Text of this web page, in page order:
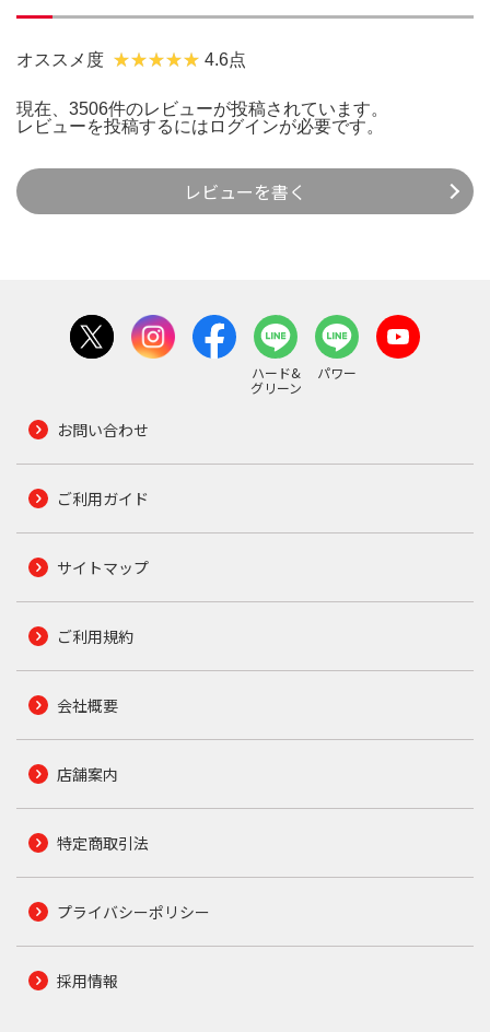
オススメ度 4.6点
現在、3506件のレビューが投稿されています。
レビューを投稿するには ログインが必要です。
レビューを書く
ハード&
グリーン
パワー
お問い合わせ
ご利用ガイド
サイトマップ
ご利用規約
会社概要
店舗案内
特定商取引法
プライバシーポリシー
採用情報